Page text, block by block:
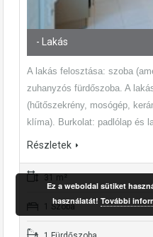
- Lakás
A lakás felosztása: szoba
zuhanyzós fürdőszoba. A
(hűtőszekrény, mosógép,
klíma). Burkolat: padlólap és
Részletek
31 m²
1 Szoba
Ez a weboldal sütiket
használatát! További